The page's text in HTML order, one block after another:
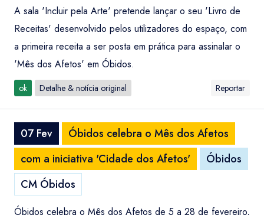
A sala 'Incluir pela Arte' pretende lançar o seu 'Livro de
Receitas' desenvolvido pelos utilizadores do espaço, com
a primeira receita a ser posta em prática para assinalar o
'Mês dos Afetos' em Óbidos.
ok Detalhe & notícia original Reportar
07 Fev
Óbidos celebra o Mês dos Afetos
com a iniciativa 'Cidade dos Afetos'
Óbidos
CM Óbidos
Óbidos celebra o Mês dos Afetos de 5 a 28 de fevereiro,